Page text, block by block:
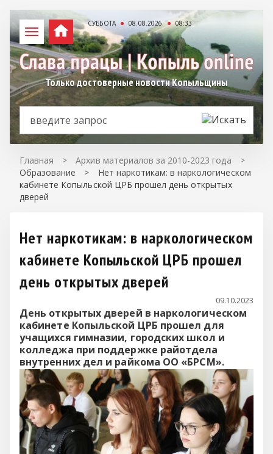
СУББОТА 08.08.2026 08:33
Только достоверные новости Копыльщины
Главная > Архив материалов за 2010-2023 года
>
Образование
>
Нет наркотикам: в наркологическом
кабинете Копыльской ЦРБ прошел день открытых
дверей
Нет наркотикам: в наркологическом
кабинете Копыльской ЦРБ прошел
день открытых дверей
09.10.2023
День открытых дверей в наркологическом
кабинете Копыльской ЦРБ прошел для
учащихся гимназии, городских школ и
колледжа при поддержке райотдела
внутренних дел и райкома ОО «БРСМ».